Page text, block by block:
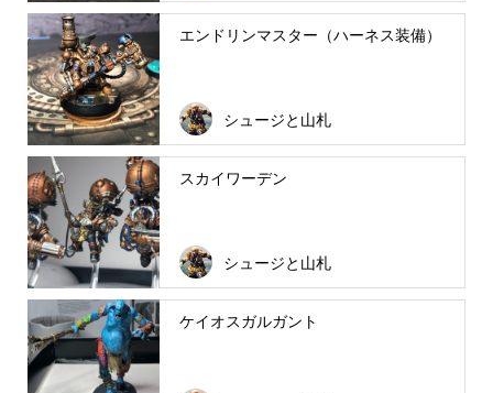
エンドリンマスター（ハーネス装備）
シュージと山札
スカイワーデン
シュージと山札
ケイオスガルガント